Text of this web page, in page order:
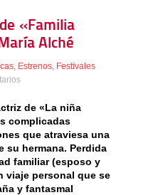
«Familia
Alché
Estrenos Festivales
de «La niña
complicadas
que atraviesa una
su hermana. Perdida
familiar (esposo y
viaje personal que se
y fantasmal